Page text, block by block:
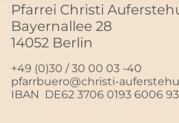
Pfarrei Christi
Bayernallee 28
14052 Berlin
+49 (0)30 / 30 00 03 -40
pfarrbuero@christi-
IBAN DE62 3706 0193 6006